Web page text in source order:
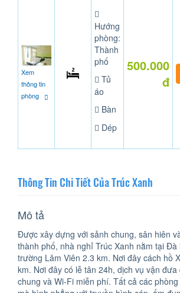
Xem
thông tin
phòng
Hướng
phòng:
Thành
phố
Tủ
áo
Bàn
Dép
500.000
đ
Thông Tin Chi Tiết Của Trúc Xanh
Mô tả
Được xây dựng với sảnh chung, sân hiên
thành phố, nhà nghỉ Trúc Xanh nằm tại Đà
trường Lâm Viên 2.3 km. Nơi đây cách hồ
km. Nơi đây có lễ tân 24h, dịch vụ vận
chung và Wi-Fi miễn phí. Tất cả các